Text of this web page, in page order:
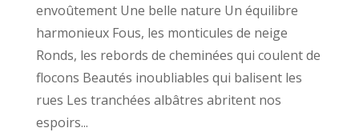
envoûtement Une belle nature Un équilibre
harmonieux Fous, les monticules de neige
Ronds, les rebords de cheminées qui coulent de
flocons Beautés inoubliables qui balisent les
rues Les tranchées albâtres abritent nos
espoirs...